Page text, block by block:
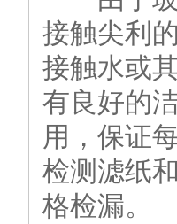
接触尖利
接触水或
有良好的
用，保证
检测滤纸
格检漏。